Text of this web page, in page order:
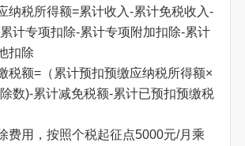
纳税所得额=累计收入-累计免税收入-
计专项扣除-累计专项附加扣除-累计
扣除
税额=（累计预扣预缴应纳税所得额×
数)-累计减免税额-累计已预扣预缴税
费用，按照个税起征点5000元/月乘